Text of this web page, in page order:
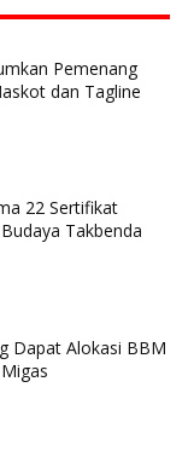
Pemenang
dan Tagline
22 Sertifikat
Takbenda
Dapat Alokasi BBM